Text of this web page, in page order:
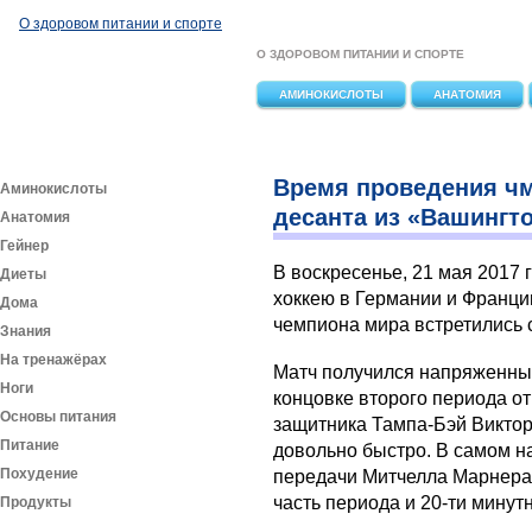
О здоровом питании и спорте
О ЗДОРОВОМ ПИТАНИИ И СПОРТЕ
АМИНОКИСЛОТЫ АНАТОМИЯ
Аминокислоты
Анатомия
Гейнер
Диеты
Дома
Знания
На тренажёрах
Ноги
Основы питания
Питание
Похудение
Продукты
Время проведения
десанта из
В воскресенье, 21 мая 2017
хоккею в Германии и
чемпиона мира
Матч получился
концовке второго периода
защитника Тампа-Бэй
довольно быстро. В самом
передачи Митчелла
часть периода и 20-ти